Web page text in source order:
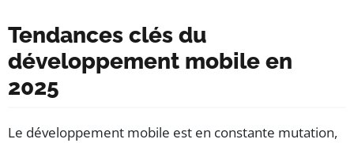
Tendances clés du
développement mobile en
2025
Le développement mobile est en constante mutation,